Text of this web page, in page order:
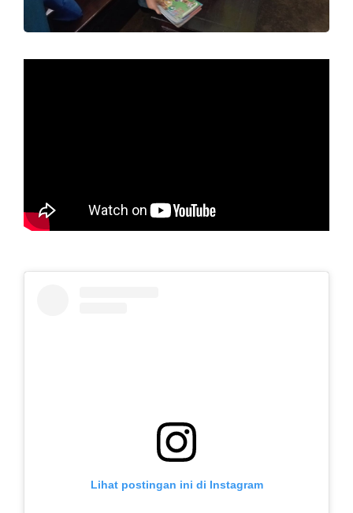
Lihat postingan ini di Instagram